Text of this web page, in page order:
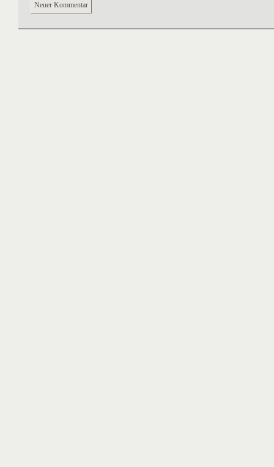
durch, wenn seine Kapitalrentabilität
Neuer Kommentar